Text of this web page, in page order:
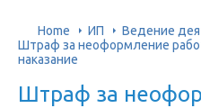
Home ИП
Ведение
Штраф за неоформление
наказание
Штраф за